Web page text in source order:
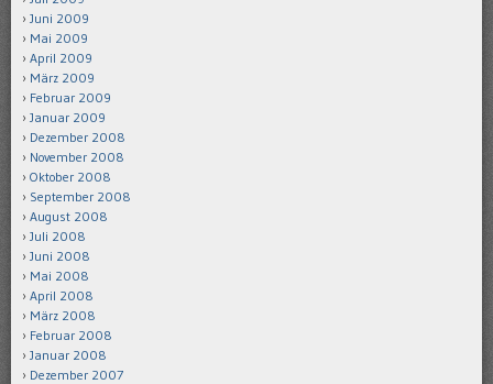
Juni 2009
Mai 2009
April 2009
März 2009
Februar 2009
Januar 2009
Dezember 2008
November 2008
Oktober 2008
September 2008
August 2008
Juli 2008
Juni 2008
Mai 2008
April 2008
März 2008
Februar 2008
Januar 2008
Dezember 2007